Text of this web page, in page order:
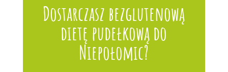
Dostarczasz bezglutenową
dietę pudełkową do
Niepołomic?